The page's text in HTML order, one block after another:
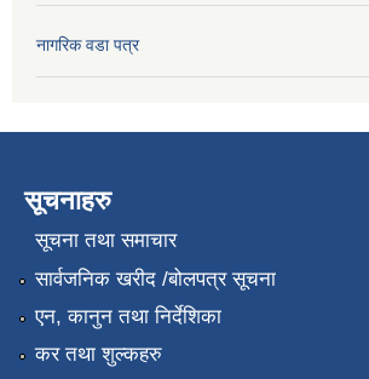
नागरिक वडा पत्र
सूचनाहरु
सूचना तथा समाचार
सार्वजनिक खरीद /बोलपत्र सूचना
एन, कानुन तथा निर्देशिका
कर तथा शुल्कहरु